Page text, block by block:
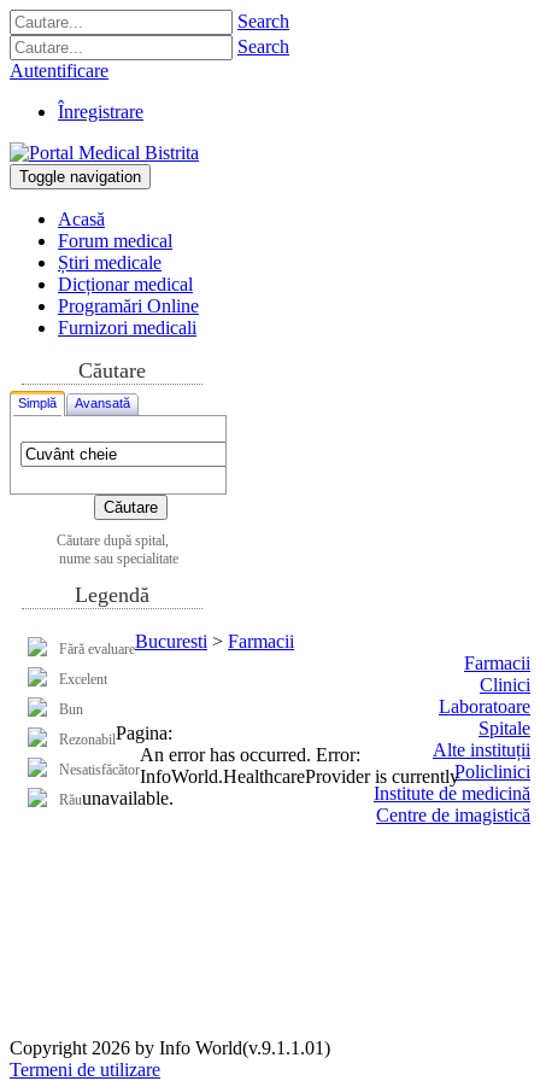
Search
Search
Autentificare
Înregistrare
Toggle navigation
Acasă
Forum medical
Știri medicale
Dicționar medical
Programări Online
Furnizori medicali
Căutare
Simplă Avansată
Căutare după spital,
nume sau specialitate
Legendă
Fără evaluare
Excelent
Bun
Rezonabil
Nesatisfăcător
Rău
Bucuresti > Farmacii
Farmacii
Clinici
Laboratoare
Spitale
Alte instituții
Policlinici
Institute de medicină
Centre de imagistică
Pagina:
An error has occurred. Error:
InfoWorld.HealthcareProvider is currently
unavailable.
Copyright 2026 by Info World(v.9.1.1.01)
Termeni de utilizare